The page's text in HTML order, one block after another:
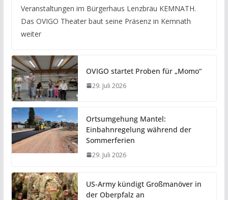
Veranstaltungen im Bürgerhaus Lenzbräu KEMNATH.
Das OVIGO Theater baut seine Präsenz in Kemnath
weiter
OVIGO startet Proben für „Momo“
29. Juli 2026
Ortsumgehung Mantel:
Einbahnregelung während der
Sommerferien
29. Juli 2026
US-Army kündigt Großmanöver in
der Oberpfalz an